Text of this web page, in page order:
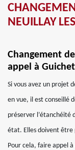
NEUILLAY
Changement
appel à
Si vous avez un projet
en vue, il est conseillé
préserver l’étanchéité
état. Elles doivent être
Pour cela, faire appel